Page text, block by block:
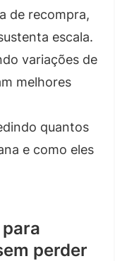
de recompra,
escala.
variações de
melhores
quantos
e como eles
perder